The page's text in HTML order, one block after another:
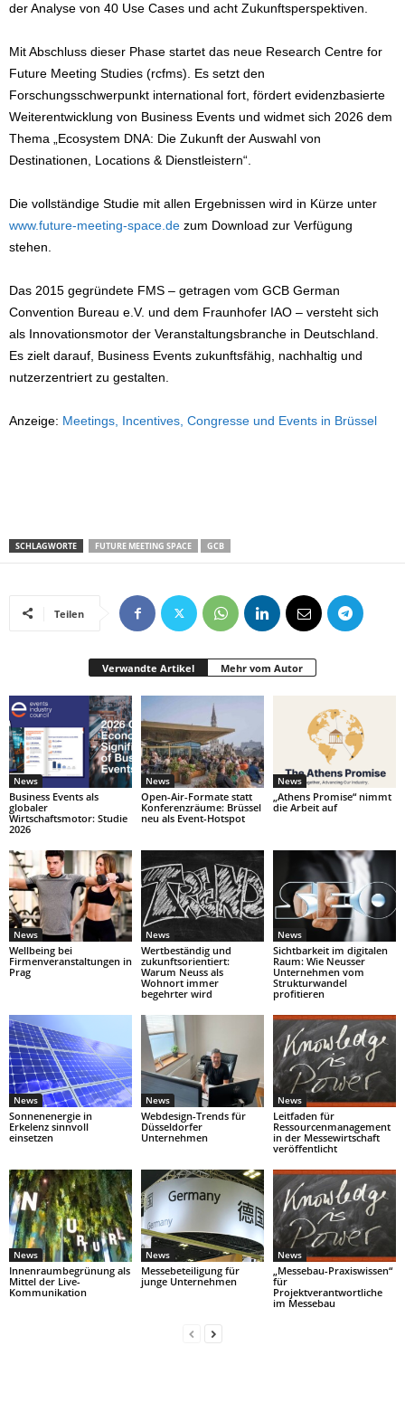
der Analyse von 40 Use Cases und acht Zukunftsperspektiven.
Mit Abschluss dieser Phase startet das neue Research Centre for
Future Meeting Studies (rcfms). Es setzt den
Forschungsschwerpunkt international fort, fördert evidenzbasierte
Weiterentwicklung von Business Events und widmet sich 2026 dem
Thema „Ecosystem DNA: Die Zukunft der Auswahl von
Destinationen, Locations & Dienstleistern“.
Die vollständige Studie mit allen Ergebnissen wird in Kürze unter
www.future-meeting-space.de zum Download zur Verfügung
stehen.
Das 2015 gegründete FMS – getragen vom GCB German
Convention Bureau e.V. und dem Fraunhofer IAO – versteht sich
als Innovationsmotor der Veranstaltungsbranche in Deutschland.
Es zielt darauf, Business Events zukunftsfähig, nachhaltig und
nutzerzentriert zu gestalten.
Anzeige: Meetings, Incentives, Congresse und Events in Brüssel
SCHLAGWORTE FUTURE MEETING SPACE GCB
Teilen
Verwandte Artikel Mehr vom Autor
News
Business Events als
globaler
Wirtschaftsmotor: Studie
2026
News
Open-Air-Formate statt
Konferenzräume: Brüssel
neu als Event-Hotspot
News
„Athens Promise“ nimmt
die Arbeit auf
News
Wellbeing bei
Firmenveranstaltungen in
Prag
News
Wertbeständig und
zukunftsorientiert:
Warum Neuss als
Wohnort immer
begehrter wird
News
Sichtbarkeit im digitalen
Raum: Wie Neusser
Unternehmen vom
Strukturwandel
profitieren
News
Sonnenenergie in
Erkelenz sinnvoll
einsetzen
News
Webdesign-Trends für
Düsseldorfer
Unternehmen
News
Leitfaden für
Ressourcenmanagement
in der Messewirtschaft
veröffentlicht
News
Innenraumbegrünung als
Mittel der Live-
Kommunikation
News
Messebeteiligung für
junge Unternehmen
News
„Messebau-Praxiswissen“
für
Projektverantwortliche
im Messebau